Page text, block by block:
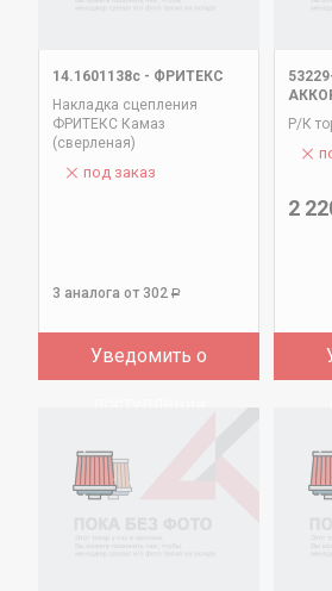
14.1601138с - ФРИТЕКС
Накладка сцепления
ФРИТЕКС Камаз
(сверленая)
под заказ
3 аналога от 302 Р
Уведомить о
Р/К
2